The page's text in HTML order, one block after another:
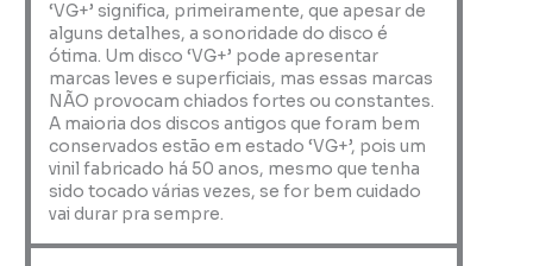
‘VG+’ significa, primeiramente, que apesar de
alguns detalhes, a sonoridade do disco é
ótima. Um disco ‘VG+’ pode apresentar
marcas leves e superficiais, mas essas marcas
NÃO provocam chiados fortes ou constantes.
A maioria dos discos antigos que foram bem
conservados estão em estado ‘VG+’, pois um
vinil fabricado há 50 anos, mesmo que tenha
sido tocado várias vezes, se for bem cuidado
vai durar pra sempre.